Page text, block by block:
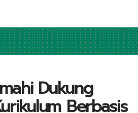
Dukung
Berbasis